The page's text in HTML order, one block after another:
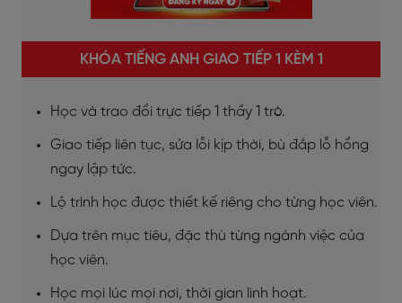
KHÓA TIẾNG ANH GIAO TIẾP 1 KÈM 1
Học và trao đổi trực tiếp 1 thầy 1 trò.
Giao tiếp liên tục, sửa lỗi kịp thời, bù đắp lỗ hổng
ngay lập tức.
Lộ trình học được thiết kế riêng cho từng học viên.
Dựa trên mục tiêu, đặc thù từng ngành việc của
học viên.
Học mọi lúc mọi nơi, thời gian linh hoạt.